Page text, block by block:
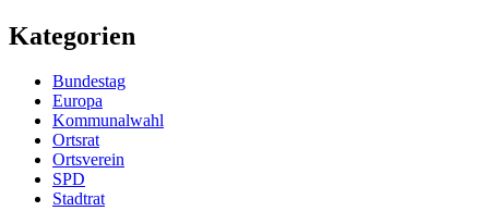
Kategorien
Bundestag
Europa
Kommunalwahl
Ortsrat
Ortsverein
SPD
Stadtrat